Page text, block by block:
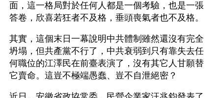
面，這一格局對於任何人都是一個考驗，也是一張
答卷，欣喜若狂者不及格，垂頭喪氣者也不及格。
其實，這個末日一幕說明中共體制雖然還沒有完全
坍塌，但共產黨不行了，中共衰弱到只有靠失去任
何職位的江澤民在前臺表演了，沒有其它人甘願替
它賣命。這豈不極端愚蠢、豈不自泄絕密？